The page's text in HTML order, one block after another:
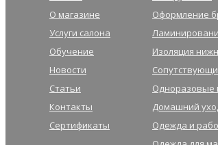
О магазине
Услуги салона
Обучение
Новости
Статьи
Контакты
Сертификаты
Оформление
Изоляция
Одноразовые
Домашний
Одежда и